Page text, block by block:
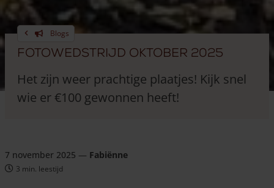
Blogs
Fotowedstrijd oktober 2025
Het zijn weer prachtige plaatjes! Kijk snel
wie er €100 gewonnen heeft!
7 november 2025 — Fabiënne
3 min. leestijd